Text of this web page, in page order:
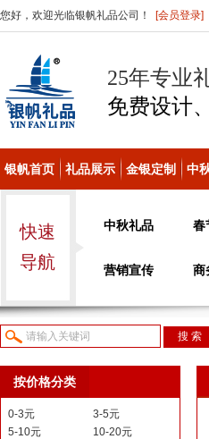
您好，欢迎光临银帆礼品公司！ [会员登录]
25年专业
免费设计
银帆首页 礼品展示 金银定制 中
快速
导航
中秋礼品 春
营销宣传 商
按价格分类
0-3元
3-5元
5-10元
10-20元